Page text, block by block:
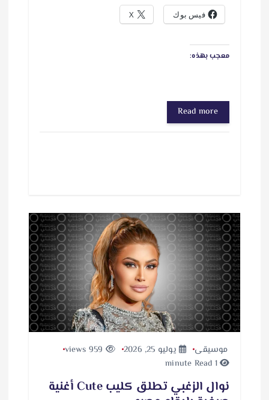
فيس بوك X
معجب بهذه:
Read more
موسيقى يوليو 25, 2026
1 minute Read
نوال الزغبي تطلق كليب Cute أغنية